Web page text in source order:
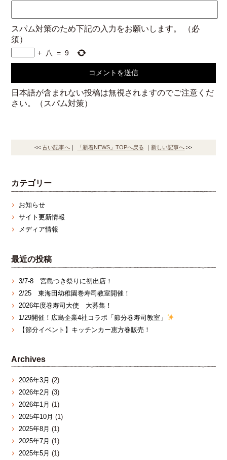
スパム対策のため下記の入力をお願いします。
（必
須）
+ 八 = 9
日本語が含まれない投稿は無視されますのでご注意くだ
さい。（スパム対策）
<<古い記事へ ｜ 「新着NEWS」TOPへ戻る ｜ 新しい記事へ >>
カテゴリー
お知らせ
サイト更新情報
メディア情報
最近の投稿
3/7‐8 宮島つき祭りに初出店！
2/25 東海田幼稚園巻寿司教室開催！
2026年度巻寿司大使 大募集！
1/29開催！広島企業4社コラボ「節分巻寿司教室」
【節分イベント】キッチンカー恵方巻販売！
Archives
2026年3月 (2)
2026年2月 (3)
2026年1月 (1)
2025年10月 (1)
2025年8月 (1)
2025年7月 (1)
2025年5月 (1)